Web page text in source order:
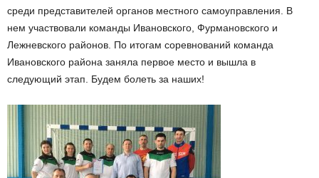
среди представителей органов местного самоуправления. В
нем участвовали команды Ивановского, Фурмановского и
Лежневского районов. По итогам соревнований команда
Ивановского района заняла первое место и вышла в
следующий этап. Будем болеть за наших!